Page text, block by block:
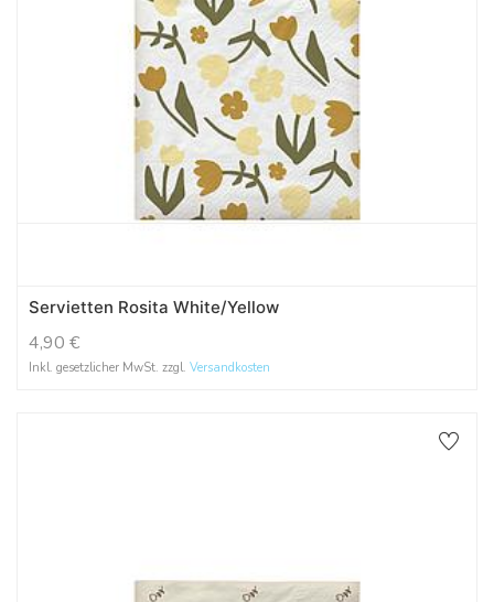
Servietten Rosita White/Yellow
4,90 €
Inkl. gesetzlicher MwSt. zzgl. Versandkosten